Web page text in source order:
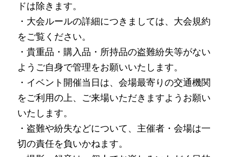
ドは除きます。
・大会ルールの詳細につきましては、大会規約
をご覧ください。
・貴重品・購入品・所持品の盗難紛失等がない
ようご自身で管理をお願いいたします。
・イベント開催当日は、会場最寄りの交通機関
をご利用の上、ご来場いただきますようお願い
いたします。
・盗難や紛失などについて、主催者・会場は一
切の責任を負いかねます。